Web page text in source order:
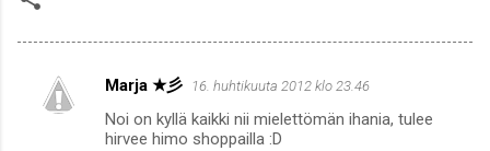
K
Marja ★彡 16. huhtikuuta 2012 klo 23.46
Noi on kyllä kaikki nii mielettömän ihania, tulee
hirvee himo shoppailla :D